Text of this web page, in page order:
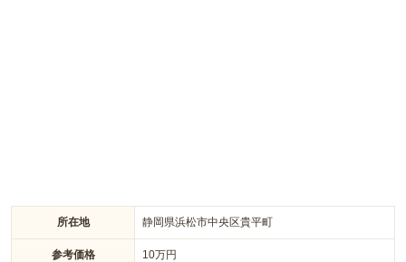
所在地 静岡県浜松市中央区貴平町
参考価格 10万円